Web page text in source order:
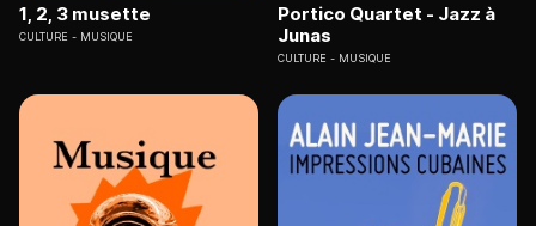
1, 2, 3 musette
CULTURE MUSIQUE
Portico Quartet - Jazz à
Junas
CULTURE MUSIQUE